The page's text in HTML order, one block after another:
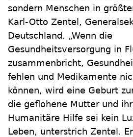
sondern Menschen in
Karl-Otto Zentel,
Deutschland. „Wenn die
Gesundheitsversorgung in
zusammenbricht,
fehlen und Medikamente
können, wird eine Geburt
die geflohene Mutter und
Humanitäre Hilfe sei kein
Leben, unterstrich Zentel.